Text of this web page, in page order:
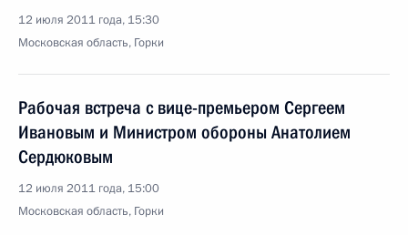
12 июля 2011 года, 15:30
Московская область, Горки
Рабочая встреча с вице-премьером Сергеем
Ивановым и Министром обороны Анатолием
Сердюковым
12 июля 2011 года, 15:00
Московская область, Горки